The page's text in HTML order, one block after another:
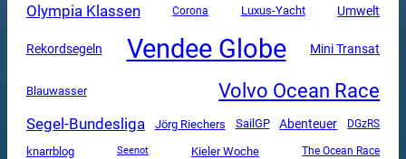
Olympia Klassen Corona Luxus-Yacht Umwelt
Rekordsegeln Vendee Globe Mini Transat
Blauwasser Volvo Ocean Race
Segel-Bundesliga Jörg Riechers SailGP Abenteuer DGzRS
knarrblog Seenot Kieler Woche The Ocean Race